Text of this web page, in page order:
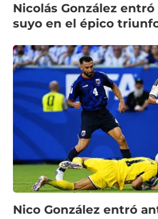
Nicolás González
suyo en el épico
Nico González entró